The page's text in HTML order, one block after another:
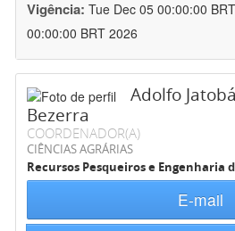
Vigência: Tue Dec 05 00:00:00
00:00:00 BRT 2026
Adolfo
Bezerra
COORDENADOR(A)
CIÊNCIAS AGRÁRIAS
Recursos Pesqueiros e Engenharia
E-mail